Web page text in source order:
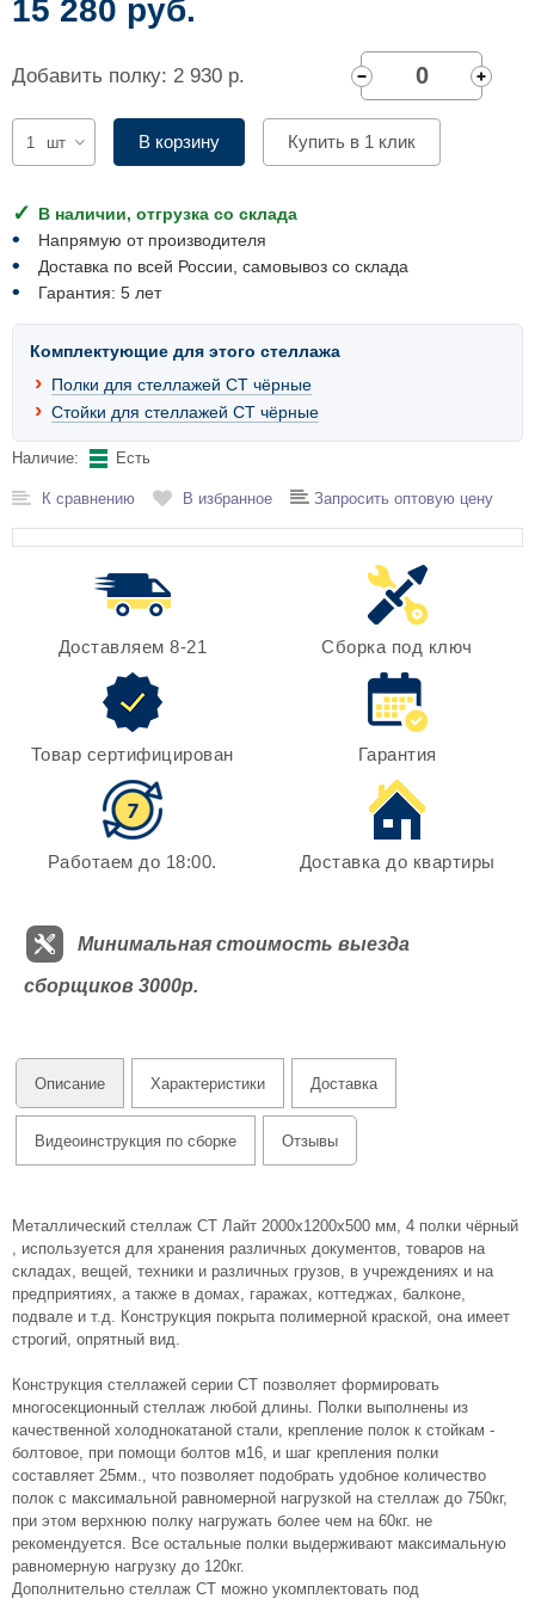
15 280 руб.
Добавить полку: 2 930 р.
шт В корзину Купить в 1 клик
В наличии, отгрузка со склада
Напрямую от производителя
Доставка по всей России, самовывоз со склада
Гарантия: 5 лет
Комплектующие для этого стеллажа
Полки для стеллажей СТ чёрные
Стойки для стеллажей СТ чёрные
Наличие: Есть
К сравнению В избранное Запросить оптовую цену
Доставляем 8-21 Сборка под ключ
Товар сертифицирован Гарантия
Работаем до 18:00. Доставка до квартиры
Минимальная стоимость выезда
сборщиков 3000р.
Описание Характеристики Доставка
Видеоинструкция по сборке Отзывы
Металлический стеллаж СТ Лайт 2000х1200х500 мм, 4 полки чёрный
, используется для хранения различных документов, товаров на
складах, вещей, техники и различных грузов, в учреждениях и на
предприятиях, а также в домах, гаражах, коттеджах, балконе,
подвале и т.д. Конструкция покрыта полимерной краской, она имеет
строгий, опрятный вид.
Конструкция стеллажей серии СТ позволяет формировать
многосекционный стеллаж любой длины. Полки выполнены из
качественной холоднокатаной стали, крепление полок к стойкам -
болтовое, при помощи болтов м16, и шаг крепления полки
составляет 25мм., что позволяет подобрать удобное количество
полок с максимальной равномерной нагрузкой на стеллаж до 750кг,
при этом верхнюю полку нагружать более чем на 60кг. не
рекомендуется. Все остальные полки выдерживают максимальную
равномерную нагрузку до 120кг.
Дополнительно стеллаж СТ можно укомплектовать под
Комплектующие для шкафов